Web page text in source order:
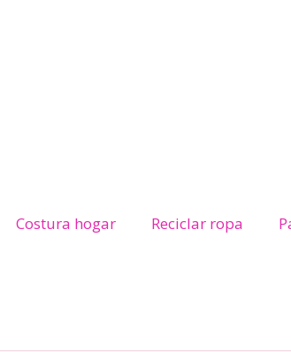
Costura hogar Reciclar ropa